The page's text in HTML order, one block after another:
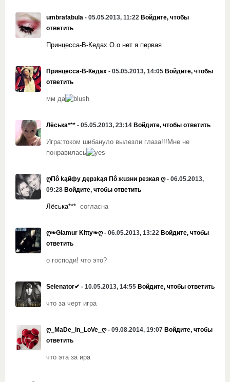
umbrafabula - 05.05.2013, 11:22 Войдите, чтобы
ответить
Принцесса-В-Кедах О.о нет я первая
Принцесса-В-Кедах - 05.05.2013, 14:05 Войдите, чтобы
ответить
мм да
Лёська*** - 05.05.2013, 23:14 Войдите, чтобы ответить
Игра:током шибануло вылезли глаза!!!Мне не
понравилась
ღПô kąйфу дęрзkąя Пô жuзни резкая ღ- 06.05.2013,
09:28 Войдите, чтобы ответить
Лёська*** согласна
ღ❧Glamur Kitty❧ღ- 06.05.2013, 13:22 Войдите, чтобы
ответить
о господи! что это?
Selenator✔ - 10.05.2013, 14:55 Войдите, чтобы ответить
что за черт игра
ღ_MaDe_In_LoVe_ღ- 09.08.2014, 19:07 Войдите, чтобы
ответить
что эта за ира